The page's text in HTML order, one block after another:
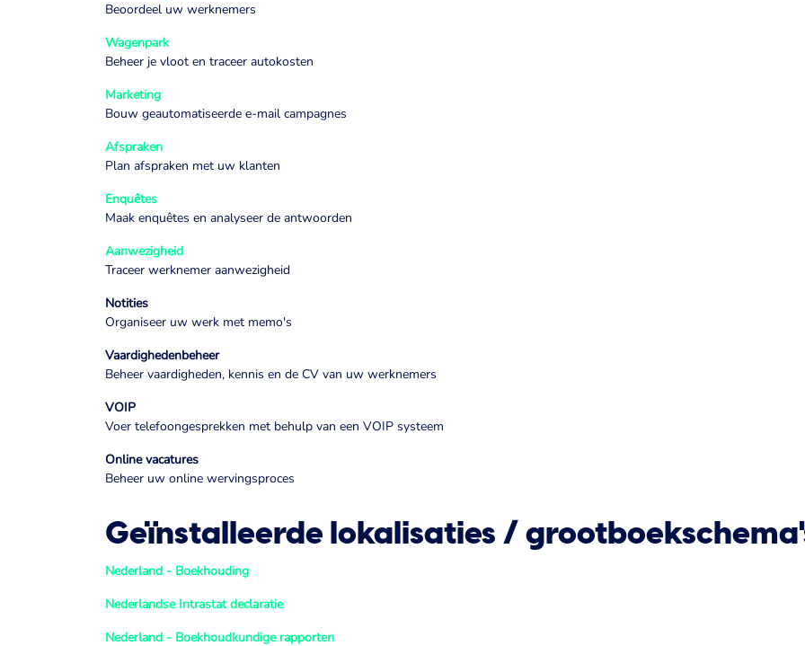
Beoordeel uw werknemers
Wagenpark
Beheer je vloot en traceer autokosten
Marketing
Bouw geautomatiseerde e-mail campagnes
Afspraken
Plan afspraken met uw klanten
Enquêtes
Maak enquêtes en analyseer de antwoorden
Aanwezigheid
Traceer werknemer aanwezigheid
Notities
Organiseer uw werk met memo's
Vaardighedenbeheer
Beheer vaardigheden, kennis en de CV van uw werknemers
VOIP
Voer telefoongesprekken met behulp van een VOIP systeem
Online vacatures
Beheer uw online wervingsproces
Geïnstalleerde lokalisaties /
Nederland - Boekhouding
Nederlandse Intrastat declaratie
Nederland - Boekhoudkundige rapporten